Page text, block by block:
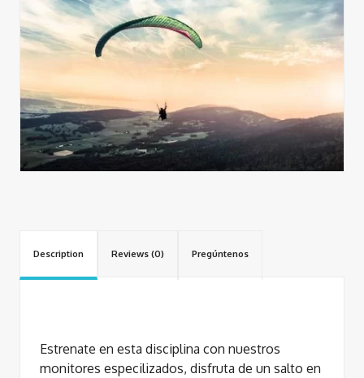
Description Reviews (0) Pregúntenos
Estrenate en esta disciplina con nuestros
monitores especilizados, disfruta de un salto en